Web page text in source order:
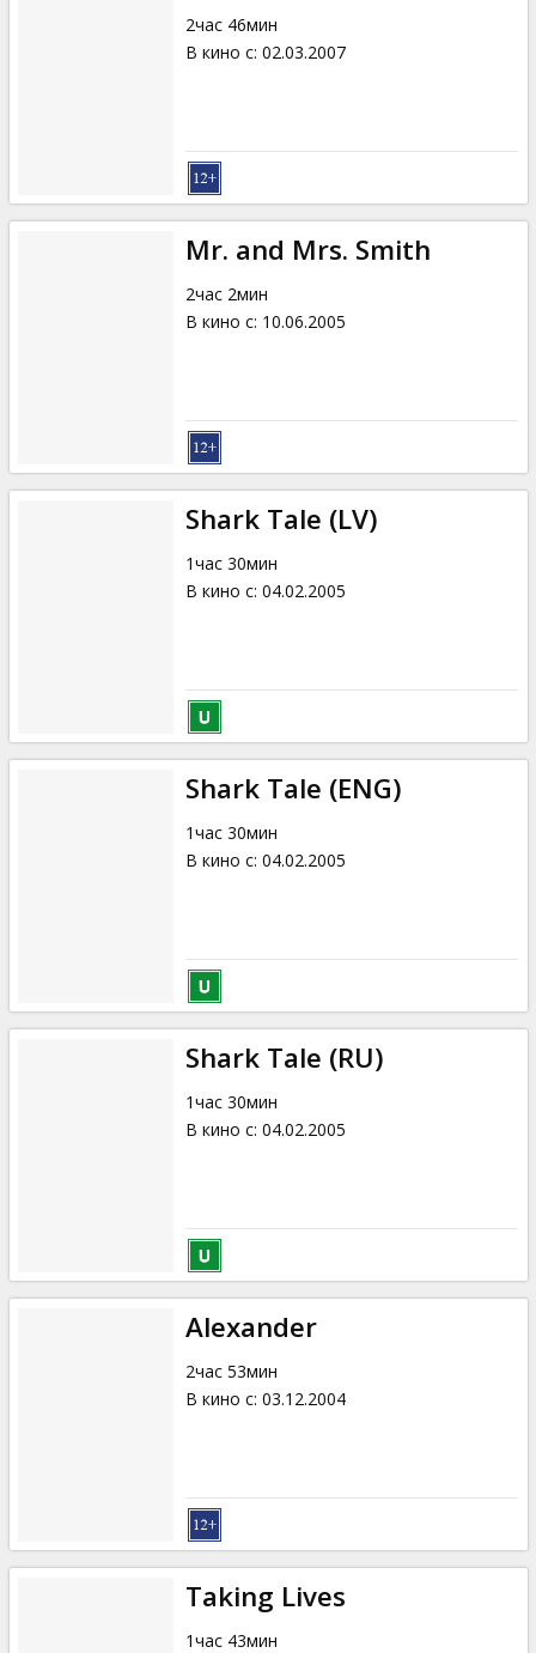
2час 46мин
В кино с: 02.03.2007
Mr. and Mrs. Smith
2час 2мин
В кино с: 10.06.2005
Shark Tale (LV)
1час 30мин
В кино с: 04.02.2005
Shark Tale (ENG)
1час 30мин
В кино с: 04.02.2005
Shark Tale (RU)
1час 30мин
В кино с: 04.02.2005
Alexander
2час 53мин
В кино с: 03.12.2004
Taking Lives
1час 43мин